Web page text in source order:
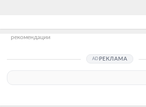
рекомендации
РЕКЛАМА